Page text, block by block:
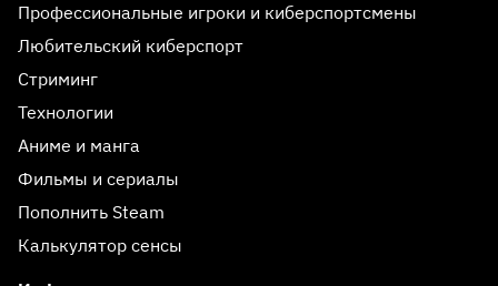
Профессиональные игроки и киберспортсмены
Любительский киберспорт
Стриминг
Технологии
Аниме и манга
Фильмы и сериалы
Пополнить Steam
Калькулятор сенсы